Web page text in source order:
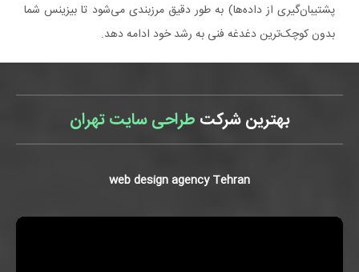
پشتیبان‌گیری از داده‌ها) به طور دقیق مرزبندی می‌شود تا بیزینس شما
بدون کوچک‌ترین دغدغه فنی به رشد خود ادامه دهد.
بهترین شرکت طراحی سایت تهران
web design agency Tehran